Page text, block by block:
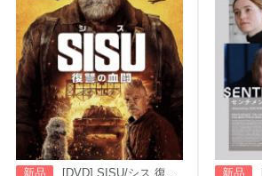
新品
[DVD] SISU/シス 復讐の血闘（字幕版）
新品